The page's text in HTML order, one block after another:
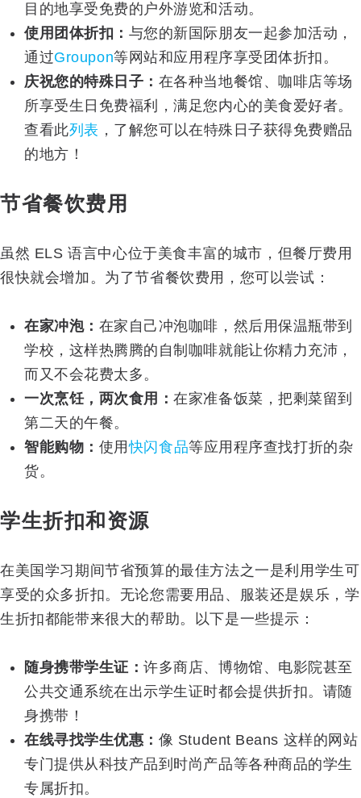
目的地享受免费的户外游览和活动。
使用团体折扣： 与您的新国际朋友一起参加活动，
通过Groupon等网站和应用程序享受团体折扣。
庆祝您的特殊日子： 在各种当地餐馆、咖啡店等场
所享受生日免费福利，满足您内心的美食爱好者。
查看此列表 ，了解您可以在特殊日子获得免费赠品
的地方！
节省餐饮费用
虽然 ELS 语言中心位于美食丰富的城市，但餐厅费用
很快就会增加。为了节省餐饮费用，您可以尝试：
在家冲泡： 在家自己冲泡咖啡，然后用保温瓶带到
学校，这样热腾腾的自制咖啡就能让你精力充沛，
而又不会花费太多。
一次烹饪，两次食用：在家准备饭菜，把剩菜留到
第二天的午餐。
智能购物： 使用快闪食品等应用程序查找打折的杂
货。
学生折扣和资源
在美国学习期间节省预算的最佳方法之一是利用学生可
享受的众多折扣。无论您需要用品、服装还是娱乐，学
生折扣都能带来很大的帮助。以下是一些提示：
随身携带学生证：许多商店、博物馆、电影院甚至
公共交通系统在出示学生证时都会提供折扣。请随
身携带！
在线寻找学生优惠： 像 Student Beans 这样的网站
专门提供从科技产品到时尚产品等各种商品的学生
专属折扣。